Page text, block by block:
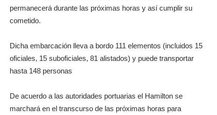
permanecerá durante las próximas horas y así cumplir su
cometido.
Dicha embarcación lleva a bordo 111 elementos (incluidos 15
oficiales, 15 suboficiales, 81 alistados) y puede transportar
hasta 148 personas
De acuerdo a las autoridades portuarias el Hamilton se
marchará en el transcurso de las próximas horas para